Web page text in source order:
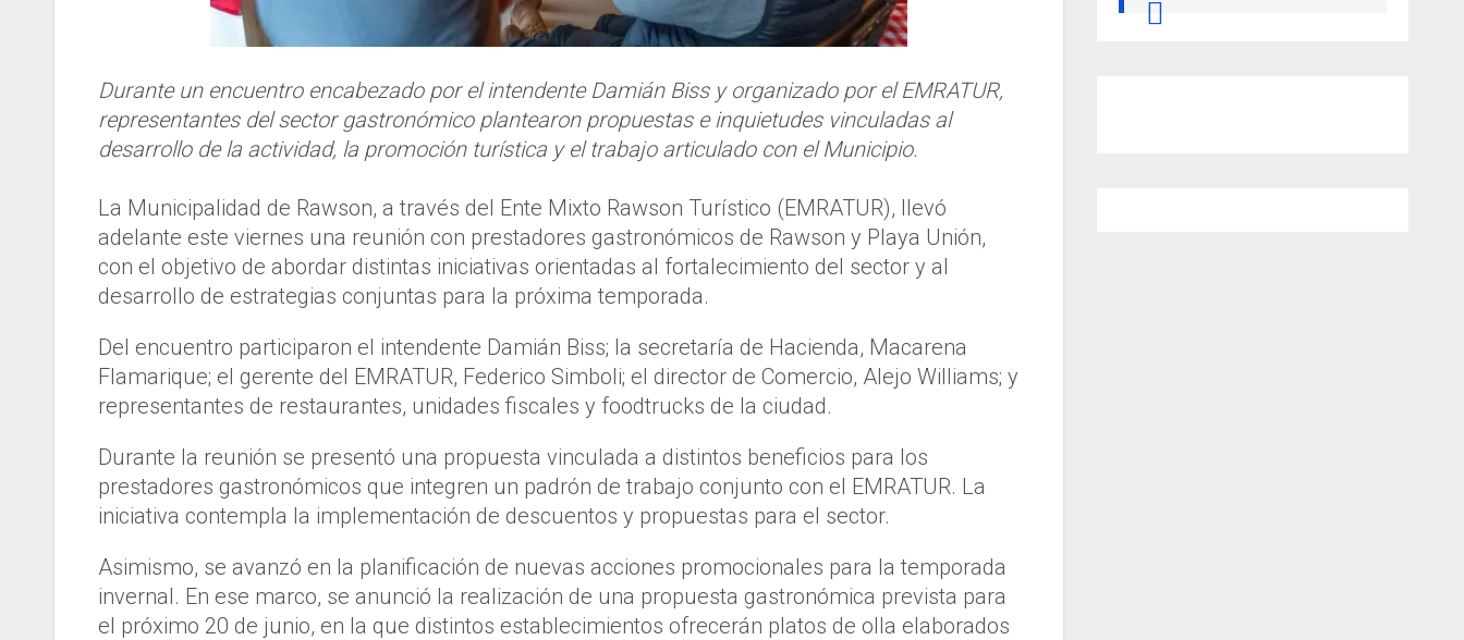
Durante un encuentro encabezado por el intendente Damián Biss y organizado por el EMRATUR,
representantes del sector gastronómico plantearon propuestas e inquietudes vinculadas al
desarrollo de la actividad, la promoción turística y el trabajo articulado con el Municipio.
La Municipalidad de Rawson, a través del Ente Mixto Rawson Turístico (EMRATUR), llevó
adelante este viernes una reunión con prestadores gastronómicos de Rawson y Playa Unión,
con el objetivo de abordar distintas iniciativas orientadas al fortalecimiento del sector y al
desarrollo de estrategias conjuntas para la próxima temporada.
Del encuentro participaron el intendente Damián Biss; la secretaría de Hacienda, Macarena
Flamarique; el gerente del EMRATUR, Federico Simboli; el director de Comercio, Alejo Williams; y
representantes de restaurantes, unidades fiscales y foodtrucks de la ciudad.
Durante la reunión se presentó una propuesta vinculada a distintos beneficios para los
prestadores gastronómicos que integren un padrón de trabajo conjunto con el EMRATUR. La
iniciativa contempla la implementación de descuentos y propuestas para el sector.
Asimismo, se avanzó en la planificación de nuevas acciones promocionales para la temporada
invernal. En ese marco, se anunció la realización de una propuesta gastronómica prevista para
el próximo 20 de junio, en la que distintos establecimientos ofrecerán platos de olla elaborados